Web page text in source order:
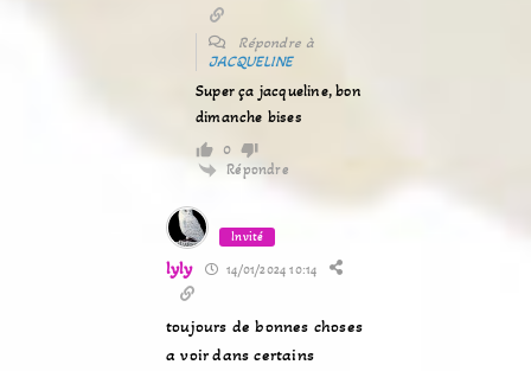
Répondre à
JACQUELINE
Super ça jacqueline, bon
dimanche bises
0
Répondre
Invité
lyly 14/01/2024 10:14
toujours de bonnes choses
a voir dans certains